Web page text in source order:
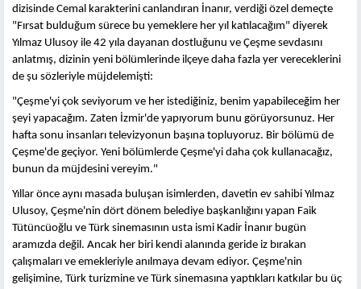
dizisinde Cemal karakterini canlandıran İnanır, verdiği özel demeçte
"Fırsat bulduğum sürece bu yemeklere her yıl katılacağım" diyerek
Yılmaz Ulusoy ile 42 yıla dayanan dostluğunu ve Çeşme sevdasını
anlatmış, dizinin yeni bölümlerinde ilçeye daha fazla yer vereceklerini
de şu sözleriyle müjdelemişti:
"Çeşme'yi çok seviyorum ve her istediğiniz, benim yapabileceğim her
şeyi yapacağım. Zaten İzmir'de yapıyorum bunu görüyorsunuz. Her
hafta sonu insanları televizyonun başına topluyoruz. Bir bölümü de
Çeşme'de geçiyor. Yeni bölümlerde Çeşme'yi daha çok kullanacağız,
bunun da müjdesini vereyim."
Yıllar önce aynı masada buluşan isimlerden, davetin ev sahibi Yılmaz
Ulusoy, Çeşme'nin dört dönem belediye başkanlığını yapan Faik
Tütüncüoğlu ve Türk sinemasının usta ismi Kadir İnanır bugün
aramızda değil. Ancak her biri kendi alanında geride iz bırakan
çalışmaları ve emekleriyle anılmaya devam ediyor. Çeşme'nin
gelişimine, Türk turizmine ve Türk sinemasına yaptıkları katkılar bu üç